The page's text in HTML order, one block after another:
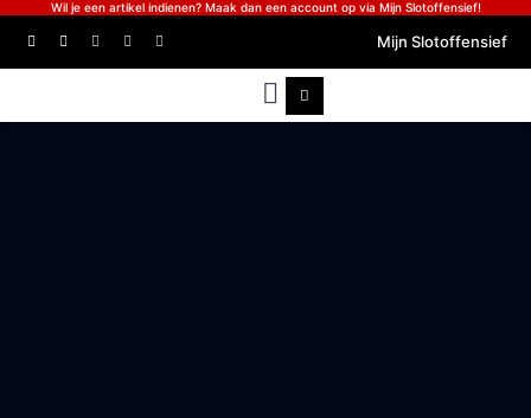
Wil je een artikel indienen? Maak dan een account op via Mijn Slotoffensief!
Mijn Slotoffensief